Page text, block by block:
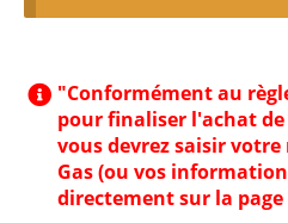
"Conformément au
pour finaliser l'achat
vous devrez saisir
Gas (ou vos
directement sur la